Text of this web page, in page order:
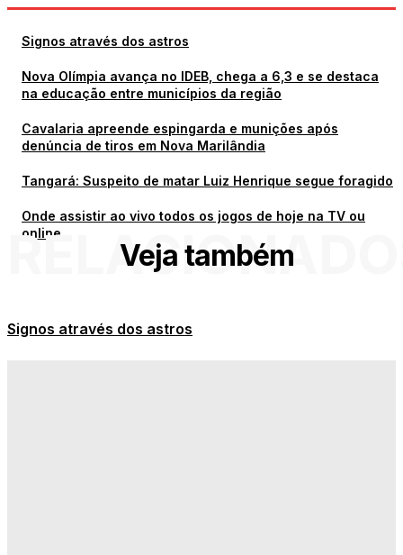
Signos através dos astros
Nova Olímpia avança no IDEB, chega a 6,3 e se destaca
na educação entre municípios da região
Cavalaria apreende espingarda e munições após
denúncia de tiros em Nova Marilândia
Tangará: Suspeito de matar Luiz Henrique segue foragido
Onde assistir ao vivo todos os jogos de hoje na TV ou
online
Veja também
Signos através dos astros